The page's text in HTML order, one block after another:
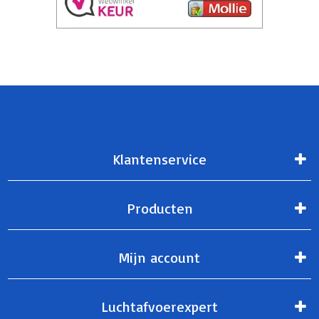
Klantenservice
Producten
Mijn account
Luchtafvoerexpert